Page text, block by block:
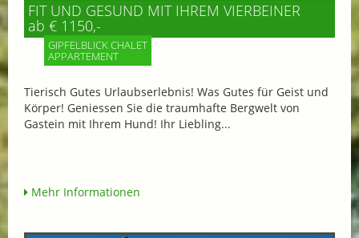
FIT UND GESUND MIT IHREM VIERBEINER
ab € 1150,-
GIPFELBLICK CHALET
APPARTEMENT
Tierisch Gutes Urlaubserlebnis! Was Gutes für Geist und
Körper! Geniessen Sie die traumhafte Bergwelt von
Gastein mit Ihrem Hund! Ihr Liebling...
Mehr Informationen